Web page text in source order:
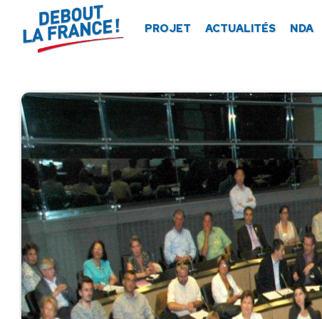
PROJET ACTUALITÉS NDA
Panneau de gestion des cookies